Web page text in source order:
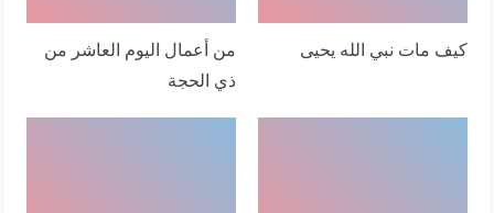
كيف مات نبي الله يحيى
من أعمال اليوم العاشر من
ذي الحجة